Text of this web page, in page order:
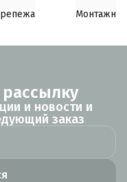
и новости и
заказ